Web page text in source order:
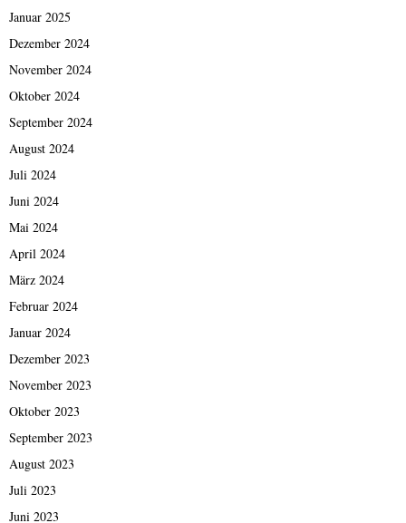
Januar 2025
Dezember 2024
November 2024
Oktober 2024
September 2024
August 2024
Juli 2024
Juni 2024
Mai 2024
April 2024
März 2024
Februar 2024
Januar 2024
Dezember 2023
November 2023
Oktober 2023
September 2023
August 2023
Juli 2023
Juni 2023